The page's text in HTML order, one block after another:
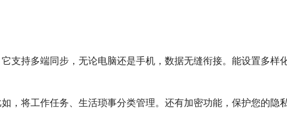
支持多端同步，无论电脑还是手机，数据无缝衔接。能设置多样
，将工作任务、生活琐事分类管理。还有加密功能，保护您的隐